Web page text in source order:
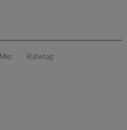
Mo: Ruhetag